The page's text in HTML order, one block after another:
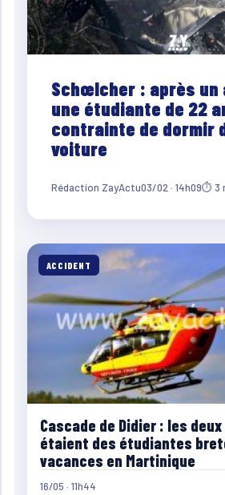
Schœlcher : après un
une étudiante de 22
contrainte de dormir
voiture
Rédaction ZayActu03/02 · 14h09⏱ 3
ACCIDENT
Cascade de Didier : les
étaient des étudiantes
vacances en Martinique
16/05 · 11h44